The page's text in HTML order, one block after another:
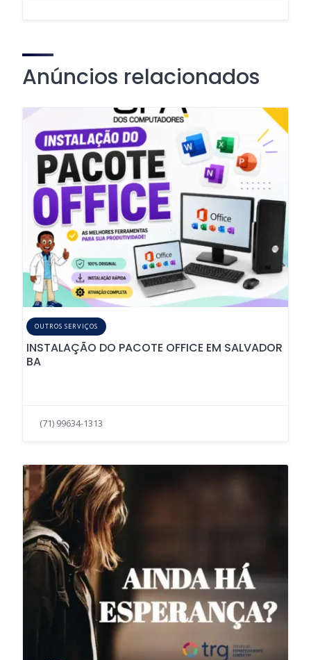
Anúncios relacionados
OUTROS SERVIÇOS
INSTALAÇÃO DO PACOTE OFFICE EM SALVADOR
BA
(71) 99634-1313